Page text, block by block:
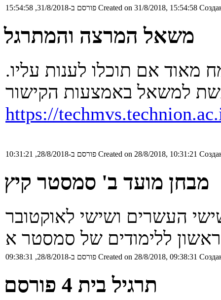
פורסם ב-31/8/2018, 15:54:58 Created on 31/8/2018, 15:54:58
משאל המרצה והמתרגל
אם תוכלו לענות עליו.
https://
פורסם ב-28/8/2018, 10:31:21 Created on 28/8/2018, 10:31:21
מבחן מועד ב' סמסטר קיץ
פורסם ב-28/8/2018, 09:38:31 Created on 28/8/2018, 09:38:31
תרגיל בית 4 פורסם